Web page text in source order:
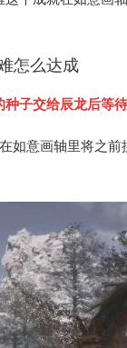
怎么达成
子交给辰龙后等
如意画轴里将之